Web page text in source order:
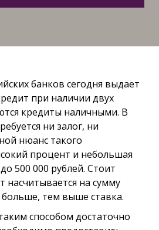
банков сегодня выдает
при наличии двух
кредиты наличными. В
ни залог, ни
нюанс такого
процент и небольшая
500 000 рублей. Стоит
насчитывается на сумму
тем выше ставка.
способом достаточно